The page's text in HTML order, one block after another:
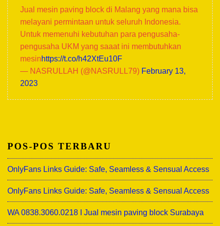
Jual mesin paving block di Malang yang mana bisa
melayani permintaan untuk seluruh Indonesia.
Untuk memenuhi kebutuhan para pengusaha-
pengusaha UKM yang saaat ini membutuhkan
mesinhttps://t.co/h42XtEu10F
— NASRULLAH (@NASRULL79) February 13,
2023
POS-POS TERBARU
OnlyFans Links Guide: Safe, Seamless & Sensual Access
OnlyFans Links Guide: Safe, Seamless & Sensual Access
WA 0838.3060.0218 I Jual mesin paving block Surabaya